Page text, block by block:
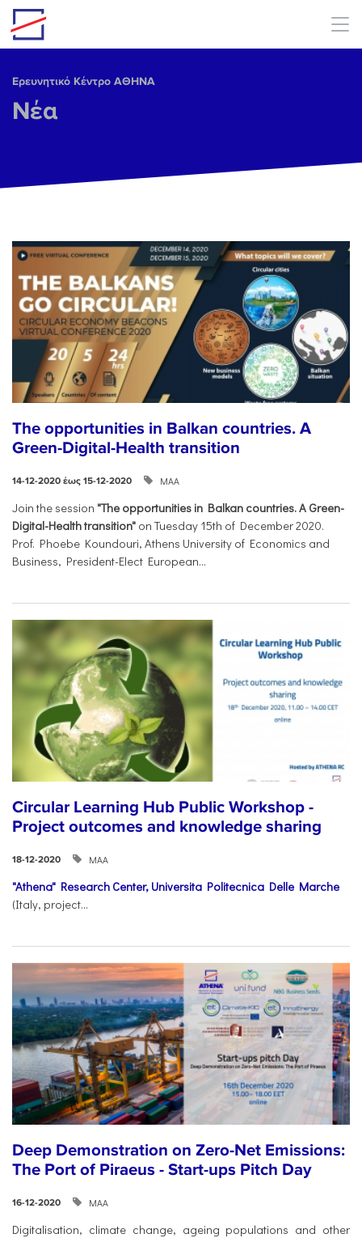
Skip to main content
Ερευνητικό Κέντρο ΑΘΗΝΑ
Νέα
The opportunities in Balkan countries. A
Green-Digital-Health transition
14-12-2020 έως 15-12-2020 ΜΑΑ
Join the session "The opportunities in Balkan countries. A Green-
Digital-Health transition" on Tuesday 15th of December 2020.
Prof. Phoebe Koundouri, Athens University of Economics and
Business, President-Elect European...
Circular Learning Hub Public Workshop -
Project outcomes and knowledge sharing
18-12-2020 ΜΑΑ
"Athena" Research Center, Universita Politecnica Delle Marche
(Italy, project...
Deep Demonstration on Zero-Net Emissions:
The Port of Piraeus - Start-ups Pitch Day
16-12-2020 ΜΑΑ
Digitalisation, climate change, ageing populations and other